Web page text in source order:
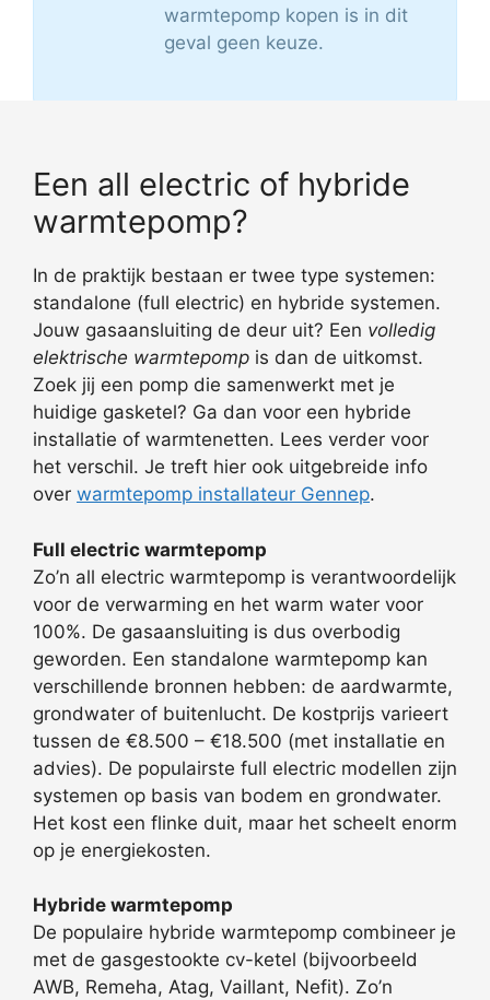
warmtepomp kopen is in dit
geval geen keuze.
Een all electric of hybride
warmtepomp?
In de praktijk bestaan er twee type systemen:
standalone (full electric) en hybride systemen.
Jouw gasaansluiting de deur uit? Een volledig
elektrische warmtepomp is dan de uitkomst.
Zoek jij een pomp die samenwerkt met je
huidige gasketel? Ga dan voor een hybride
installatie of warmtenetten. Lees verder voor
het verschil. Je treft hier ook uitgebreide info
over warmtepomp installateur Gennep.
Full electric warmtepomp
Zo’n all electric warmtepomp is verantwoordelijk
voor de verwarming en het warm water voor
100%. De gasaansluiting is dus overbodig
geworden. Een standalone warmtepomp kan
verschillende bronnen hebben: de aardwarmte,
grondwater of buitenlucht. De kostprijs varieert
tussen de €8.500 – €18.500 (met installatie en
advies). De populairste full electric modellen zijn
systemen op basis van bodem en grondwater.
Het kost een flinke duit, maar het scheelt enorm
op je energiekosten.
Hybride warmtepomp
De populaire hybride warmtepomp combineer je
met de gasgestookte cv-ketel (bijvoorbeeld
AWB, Remeha, Atag, Vaillant, Nefit). Zo’n